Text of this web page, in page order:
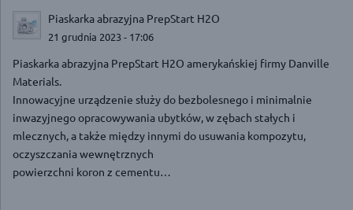
Piaskarka abrazyjna PrepStart H2O
21 grudnia 2023 - 17:06
Piaskarka abrazyjna PrepStart H2O amerykańskiej firmy Danville
Materials.
Innowacyjne urządzenie służy do bezbolesnego i minimalnie
inwazyjnego opracowywania ubytków, w zębach stałych i
mlecznych, a także między innymi do usuwania kompozytu,
oczyszczania wewnętrznych
powierzchni koron z cementu…